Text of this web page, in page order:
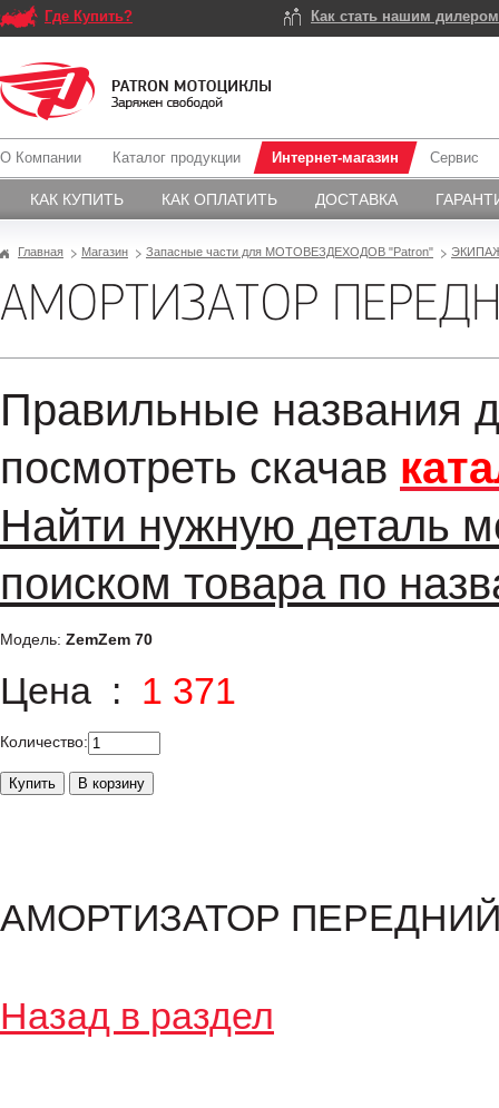
Где Купить? Как стать нашим
О Компании Каталог продукции Интернет-магазин
КАК КУПИТЬ КАК ОПЛАТИТЬ ДОСТАВКА
Сервис
Главная Магазин Запасные части для МОТОВЕЗДЕХОДОВ "Patron"
АМОРТИЗАТОР
Правильные названия
посмотреть скачав
Найти нужную деталь
поиском товара по
Модель: ZemZem 70
Цена : 1 371
Количество:
АМОРТИЗАТОР ПЕРЕДНИЙ
Назад в раздел